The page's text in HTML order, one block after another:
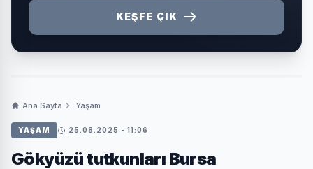
KEŞFE ÇIK
Ana Sayfa Yaşam
YAŞAM 25.08.2025 - 11:06
Gökyüzü tutkunları Bursa